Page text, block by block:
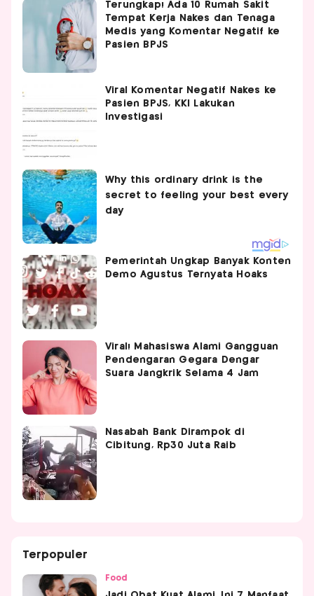
Terungkap! Ada 10 Rumah Sakit
Tempat Kerja Nakes dan Tenaga
Medis yang Komentar Negatif ke
Pasien BPJS
Viral Komentar Negatif Nakes ke
Pasien BPJS, KKI Lakukan
Investigasi
Pemerintah Ungkap Banyak Konten
Demo Agustus Ternyata Hoaks
Viral! Mahasiswa Alami Gangguan
Pendengaran Gegara Dengar
Suara Jangkrik Selama 4 Jam
Nasabah Bank Dirampok di
Cibitung, Rp30 Juta Raib
Terpopuler
Food